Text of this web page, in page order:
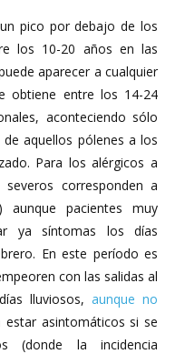
pico por debajo de los
los 10-20 años en las
aparecer a cualquier
obtiene entre los 14-24
aconteciendo sólo
aquellos pólenes a los
Para los alérgicos a
corresponden a
aunque pacientes muy
ya síntomas los días
En este período es
con las salidas al
lluviosos, aunque no
asintomáticos si se
(donde la incidencia